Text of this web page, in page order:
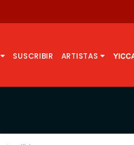
SUSCRIBIR ARTISTAS